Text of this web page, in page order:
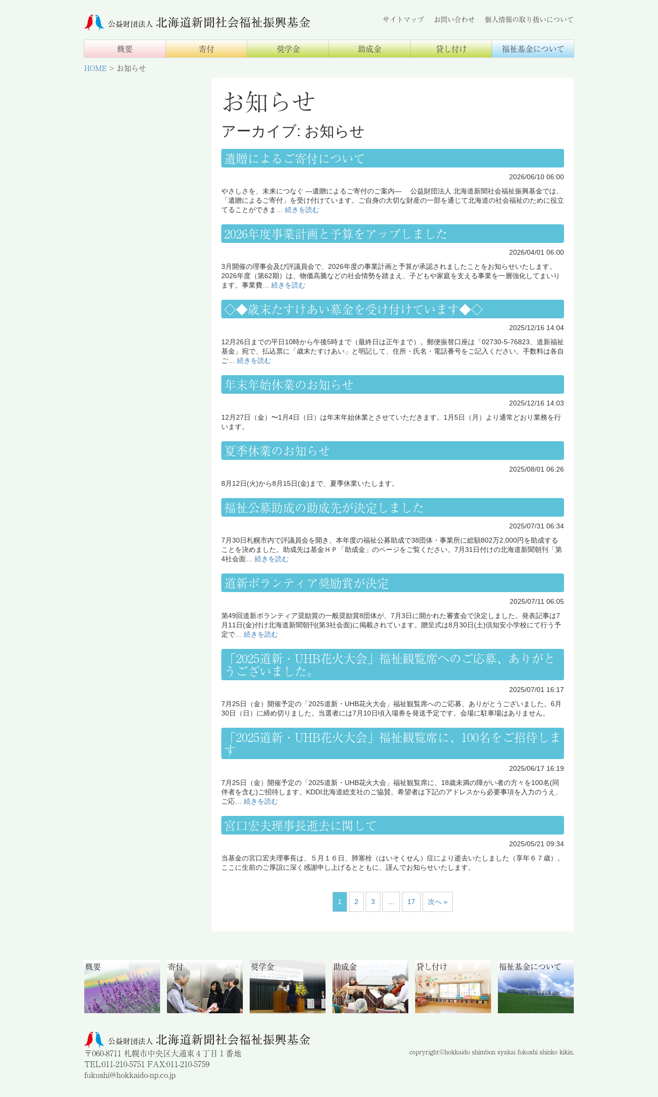
サイトマップ お問い合わせ 個人情報の取り扱いについて
概要 寄付 奨学金 助成金 貸し付け 福祉基金について
HOME > お知らせ
お知らせ
アーカイブ: お知らせ
遺贈によるご寄付について
2026/06/10 06:00
やさしさを、未来につなぐ ―遺贈によるご寄付のご案内― 公益財団法人 北海道新聞社会福祉振興基金では、
「遺贈によるご寄付」を受け付けています。ご自身の大切な財産の一部を通じて北海道の社会福祉のために役立
てることができま… 続きを読む
2026年度事業計画と予算をアップしました
2026/04/01 06:00
3月開催の理事会及び評議員会で、2026年度の事業計画と予算が承認されましたことをお知らせいたします。
2026年度（第62期）は、物価高騰などの社会情勢を踏まえ、子どもや家庭を支える事業を一層強化してまいり
ます。事業費… 続きを読む
◇◆歳末たすけあい募金を受け付けています◆◇
2025/12/16 14:04
12月26日までの平日10時から午後5時まで（最終日は正午まで）。郵便振替口座は「02730-5-76823、道新福祉
基金」宛で、払込票に「歳末たすけあい」と明記して、住所・氏名・電話番号をご記入ください。手数料は各自
ご… 続きを読む
年末年始休業のお知らせ
2025/12/16 14:03
12月27日（金）〜1月4日（日）は年末年始休業とさせていただきます。1月5日（月）より通常どおり業務を行
います。
夏季休業のお知らせ
2025/08/01 06:26
8月12日(火)から8月15日(金)まで、夏季休業いたします。
福祉公募助成の助成先が決定しました
2025/07/31 06:34
7月30日札幌市内で評議員会を開き、本年度の福祉公募助成で38団体・事業所に総額802万2,000円を助成する
ことを決めました。助成先は基金ＨＰ「助成金」のページをご覧ください。7月31日付けの北海道新聞朝刊「第
4社会面… 続きを読む
道新ボランティア奨励賞が決定
2025/07/11 06:05
第49回道新ボランティア奨励賞の一般奨励賞8団体が、7月3日に開かれた審査会で決定しました。発表記事は7
月11日(金)付け北海道新聞朝刊(第3社会面)に掲載されています。贈呈式は8月30日(土)倶知安小学校にて行う予
定で… 続きを読む
「2025道新・UHB花火大会」福祉観覧席へのご応募、ありがと
うございました。
2025/07/01 16:17
7月25日（金）開催予定の「2025道新・UHB花火大会」福祉観覧席へのご応募、ありがとうございました。6月
30日（日）に締め切りました。当選者には7月10日頃入場券を発送予定です。会場に駐車場はありません。
「2025道新・UHB花火大会」福祉観覧席に、100名をご招待しま
す
2025/06/17 16:19
7月25日（金）開催予定の「2025道新・UHB花火大会」福祉観覧席に、18歳未満の障がい者の方々を100名(同
伴者を含む)ご招待します。KDDI北海道総支社のご協賛。希望者は下記のアドレスから必要事項を入力のうえ、
ご応… 続きを読む
宮口宏夫理事長逝去に関して
2025/05/21 09:34
当基金の宮口宏夫理事長は、５月１６日、肺塞栓（はいそくせん）症により逝去いたしました（享年６７歳）。
ここに生前のご厚誼に深く感謝申し上げるとともに、謹んでお知らせいたします。
1 2 3 17 次へ »
概要 寄付 奨学金 助成金 貸し付け 福祉基金について
〒060-8711 札幌市中央区大通東４丁目１番地
TEL:011-210-5751 FAX:011-210-5759
fukushi@hokkaido-np.co.jp
copryright©hokkaido shimbun syakai fukushi shinko kikin.